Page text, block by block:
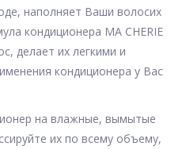
наполняет Ваши волосих
кондиционера MA CHERIE
делает их легкими и
кондиционера у Вас
на влажные, вымытые
их по всему объему,